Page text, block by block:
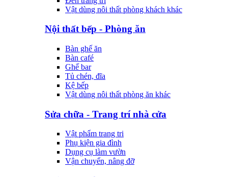
Vật dùng nôi thất phòng khách khác
Nội thất bếp - Phòng ăn
Bàn ghế ăn
Bàn café
Ghế bar
Tủ chén, đĩa
Kệ bếp
Vật dùng nôi thất phòng ăn khác
Sửa chữa - Trang trí nhà cửa
Vật phẩm trang tri
Phụ kiện gia đình
Dụng cụ làm vườn
Vận chuyển, nâng đỡ